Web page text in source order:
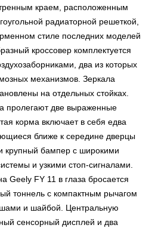
краем, расположенным
радиаторной решеткой,
стиле последних моделей
кроссовер комплектуется
два из которых
механизмов. Зеркала
на отдельных стойках.
пролегают две выраженные
корма включает в себя едва
ближе к середине дверцы
крупный бампер с широкими
и узкими стоп-сигналами.
Geely FY 11 в глаза бросается
тоннель с компактным рычагом
и шайбой. Центральную
сенсорный дисплей и два